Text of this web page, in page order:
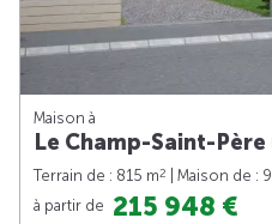
Maison à
Le Champ-Saint-Père
Terrain de : 815 m2 | Maison de :
à partir de 215 948 €